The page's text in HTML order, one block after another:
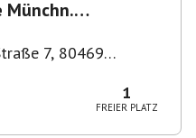
Münchn.
7, 80469
1
FREIER PLATZ